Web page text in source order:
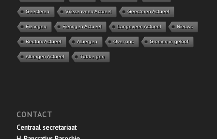
Geesteren Vriezenveen Actueel Geesteren Actueel
Fleringen Fleringen Actueel Langeveen Actueel Nieuws
Reutum Actueel Albergen Over ons Groeien in geloof
Albergen Actueel Tubbergen
CONTACT
Centraal secretariaat